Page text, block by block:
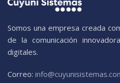
Somos una empresa creada
de la comunicación
digitales.
Correo: